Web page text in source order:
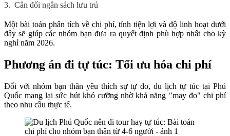
3. Cân đối ngân sách lưu trú
Một bài toán phân tích về chi phí, tính tiện lợi và độ linh hoạt dưới
đây sẽ giúp các nhóm bạn đưa ra quyết định phù hợp nhất cho kỳ
nghỉ năm 2026.
Phương án đi tự túc: Tối ưu hóa chi phí
Đối với nhóm bạn thân yêu thích sự tự do, du lịch tự túc tại Phú
Quốc mang lại sức hút khó cưỡng nhờ khả năng "may đo" chi phí
theo nhu cầu thực tế.